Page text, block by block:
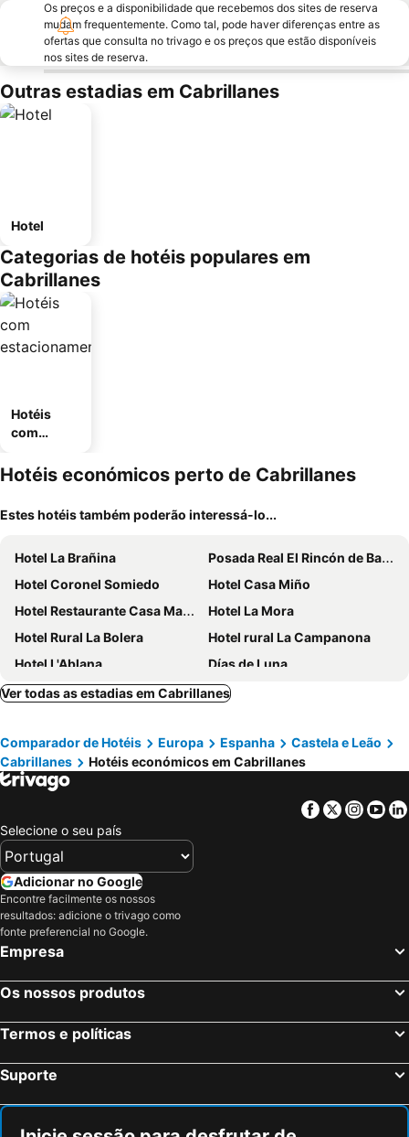
Os preços e a disponibilidade que recebemos dos sites de reserva
mudam frequentemente. Como tal, pode haver diferenças entre as
ofertas que consulta no trivago e os preços que estão disponíveis
nos sites de reserva.
Outras estadias em Cabrillanes
Hotel
Categorias de hotéis populares em
Cabrillanes
Hotéis
com
mento
Hotéis económicos perto de Cabrillanes
Estes hotéis também poderão interessá-lo...
Hotel La Brañina
Posada Real El Rincón de Babia
Hotel Coronel Somiedo
Hotel Casa Miño
Hotel Restaurante Casa Manolo
Hotel La Mora
Hotel Rural La Bolera
Hotel rural La Campanona
Hotel L'Ablana
Días de Luna
Hotel Castillo del Alba
Palacio Alvaro Flórez Estrada
Ver todas as estadias em Cabrillanes
Comparador de Hotéis Europa Espanha
Castela e Leão
Cabrillanes
Hotéis económicos em Cabrillanes
Facebook
Twitter
Selecione o seu país
Adicionar no Google
Encontre facilmente os nossos
resultados: adicione o trivago como
fonte preferencial no Google.
Empresa
Os nossos produtos
Termos e políticas
Suporte